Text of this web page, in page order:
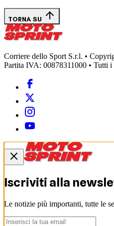
TORNA SU
Corriere dello Sport S.r.l. •
Partita IVA: 00878311000 • Tutti
Iscriviti alla
Le notizie più importanti, tutte le